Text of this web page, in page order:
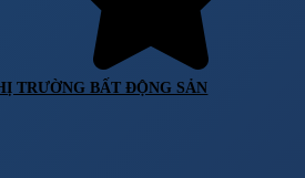
TRƯỜNG BẤT ĐỘNG SẢN